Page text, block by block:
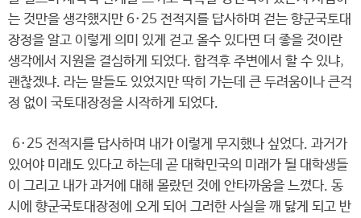
는 것만을 생각했지만 6·25 전적지를 답사하며 걷는 향군국토대
장정을 알고 이렇게 의미 있게 걷고 올수 있다면 더 좋을 것이란
생각에서 지원을 결심하게 되었다. 합격후 주변에서 할 수 있냐,
괜찮겠냐. 라는 말들도 있었지만 딱히 가는데 큰 두려움이나 큰걱
정 없이 국토대장정을 시작하게 되었다.
6·25 전적지를 답사하며 내가 이렇게 무지했나 싶었다. 과거가
있어야 미래도 있다고 하는데 곧 대학민국의 미래가 될 대학생들
이 그리고 내가 과거에 대해 몰랐던 것에 안타까움을 느꼈다. 동
시에 향군국토대장정에 오게 되어 그러한 사실을 깨 닳게 되고 반